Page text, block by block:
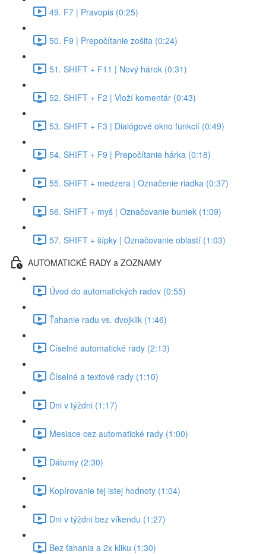
49. F7 | Pravopis (0:25)
50. F9 | Prepočítanie zošita (0:24)
51. SHIFT + F11 | Nový hárok (0:31)
52. SHIFT + F2 | Vloží komentár (0:43)
53. SHIFT + F3 | Dialógové okno funkcií (0:49)
54. SHIFT + F9 | Prepočítanie hárka (0:18)
55. SHIFT + medzera | Označenie riadka (0:37)
56. SHIFT + myš | Označovanie buniek (1:09)
57. SHIFT + šípky | Označovanie oblastí (1:03)
AUTOMATICKÉ RADY a ZOZNAMY
Úvod do automatických radov (0:55)
Ťahanie radu vs. dvojklik (1:46)
Číselné automatické rady (2:13)
Číselné a textové rady (1:10)
Dni v týždni (1:17)
Mesiace cez automatické rady (1:00)
Dátumy (2:30)
Kopírovanie tej istej hodnoty (1:04)
Dni v týždni bez víkendu (1:27)
Bez ťahania a 2x kliku (1:30)